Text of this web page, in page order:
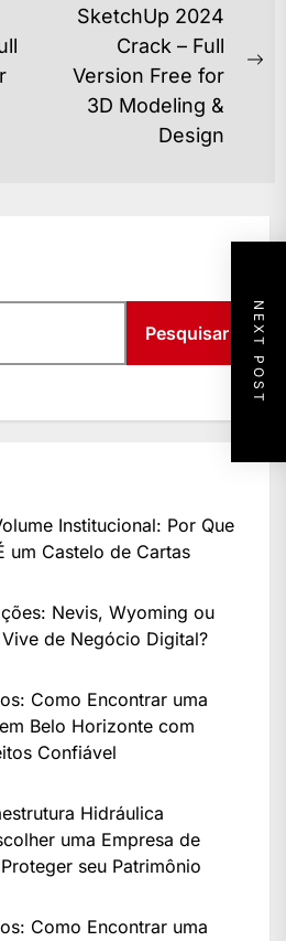
NEXT POST
SketchUp 2024
Crack – Full
Version Free for
3D Modeling &
Design
Pesquisar
Institucional: Por Que
um Castelo de Cartas
Nevis, Wyoming ou
de Negócio Digital?
Como Encontrar uma
Belo Horizonte com
Confiável
Hidráulica
uma Empresa de
seu Patrimônio
Como Encontrar uma